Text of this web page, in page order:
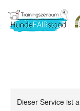
Dieser Service ist